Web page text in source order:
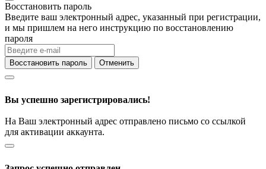
Восстановить пароль
Введите ваш электронный адрес, указанный при регистрации,
и мы пришлем на него инструкцию по восстановлению
пароля
Восстановить пароль Отменить
Вы успешно зарегистрировались!
На Ваш электронный адрес отправлено письмо со ссылкой
для активации аккаунта.